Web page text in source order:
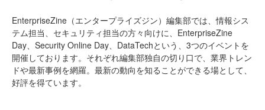
EnterpriseZine（エンタープライズジン）編集部では、情報シス
テム担当、セキュリティ担当の方々向けに、EnterpriseZine
Day、Security Online Day、DataTechという、3つのイベントを
開催しております。それぞれ編集部独自の切り口で、業界トレン
ドや最新事例を網羅。最新の動向を知ることができる場として、
好評を得ています。